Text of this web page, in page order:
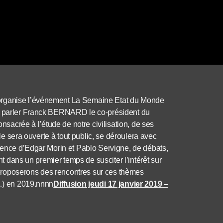
l’événement La Semaine Etat du Monde
Franck BERNARD le co-président du
à l’étude de notre civilisation, de ses
sera ouverte à tout public, se déroulera avec
d’Edgar Morin et Pablo Servigne, de débats,
dans un premier temps de susciter l’intérêt sur
des rencontres sur ces thèmes
en 2019.nnnn Diffusion jeudi 17 janvier 2019 –